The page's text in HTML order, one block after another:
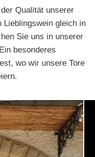
Qualität unserer
Lieblingswein gleich in
Sie uns in unserer
besonderes
wo wir unsere Tore